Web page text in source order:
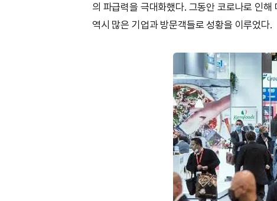
의 파급력을 극대화했다. 그동안 코로나로 인
역시 많은 기업과 방문객들로 성황을 이루었다.